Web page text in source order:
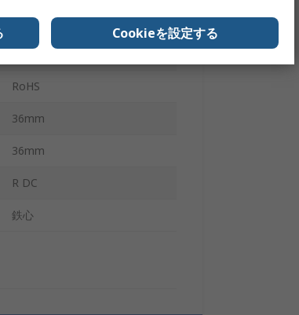
スチール
RoHS
36mm
36mm
R DC
鉄心
Cookieを設定する